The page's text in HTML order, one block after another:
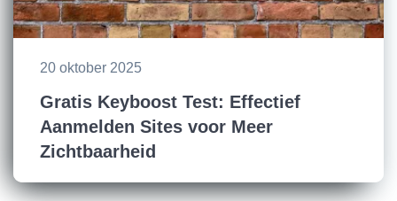
20 oktober 2025
Gratis Keyboost Test: Effectief
Aanmelden Sites voor Meer
Zichtbaarheid